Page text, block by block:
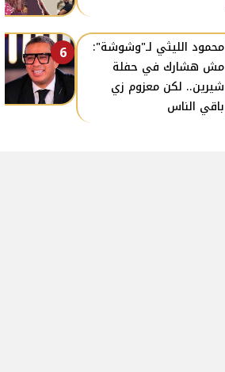
6
محمود الليثي لـ"وشوشة":
مش هشارك في حفلة
شيرين.. لكن معزوم زي
باقي الناس